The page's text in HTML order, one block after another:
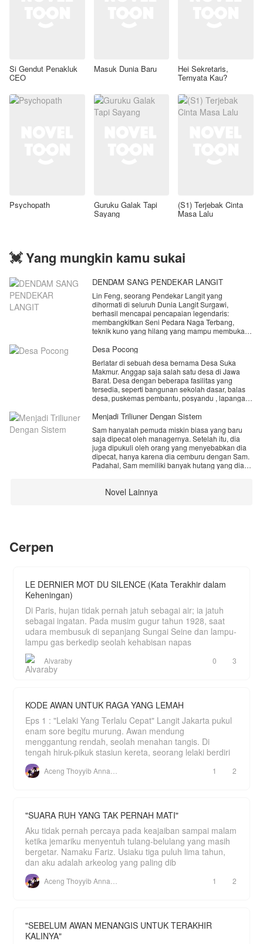
Si Gendut Penakluk
CEO
Masuk Dunia Baru Hei Sekretaris,
Ternyata Kau?
Psychopath Guruku Galak Tapi
Sayang
(S1) Terjebak Cinta
Masa Lalu
💓 Yang mungkin kamu sukai
DENDAM SANG PENDEKAR LANGIT
Lin Feng, seorang Pendekar Langit yang
dihormati di seluruh Dunia Langit Surgawi,
berhasil mencapai pencapaian legendaris:
membangkitkan Seni Pedara Naga Terbang,
teknik kuno yang hilang yang mampu membuka
menjadi bumerang. Kaisar Langit Xuan, penguasa
merancang konspirasi keji untuk mencuri
kekuatan Lin Feng—kekuatan yang hanya bisa
diambil dengan membunuh pemiliknya.
Dijebak, difitnah sebagai pengkhianat, dan disiksa
Lin Feng menyaksikan hidupnya hancur
berantakan. Bahkan Mei Ling, istri yang
dicintainya, dirampas dan dijadikan selir oleh
Pangeran Ke-7. Dalam detik-detik terakhir
sebelum ajal menjemput, hati Lin Feng dipenuhi
amarah dan penyesalan yang mendalam.
membalaskan semuanya!"
Namun, kematian bukanlah akhir baginya. Roda
Desa Pocong
Berlatar di sebuah desa bernama Desa Suka
Makmur. Anggap saja salah satu desa di Jawa
Barat. Desa dengan beberapa fasilitas yang
tersedia, seperti bangunan sekolah dasar, balas
desa, puskemas pembantu, posyandu , lapangan
tersebut menyimpan kisah misteri dan terkenal
dari nama desa itu. Terdapat pantangan untuk
tidak membuka pintu dan jendela di malam hari.
Lebih-lebih keluar di waktu malam , apapun
alasan nya. Jika melanggar maka siapapun akan
terkena musibah. Sebuah teror, celaka , jatuh sakit
seorang gadis pendatang baru yang tinggal di
Menjadi Triliuner Dengan Sistem
Sam hanyalah pemuda miskin biasa yang baru
saja dipecat oleh managernya. Setelah itu, dia
juga dipukuli oleh orang yang menyebabkan dia
dipecat, hanya karena dia cemburu dengan Sam.
Padahal, Sam memiliki banyak hutang yang dia
mendapatkan sebuah sistem yang aneh.
888 triliun bebas dia belanjakan, tapi tidak boleh
Novel Lainnya
Cerpen
LE DERNIER MOT DU SILENCE (Kata Terakhir dalam
Keheningan)
Di Paris, hujan tidak pernah jatuh sebagai air; ia jatuh
sebagai ingatan. Pada musim gugur tahun 1928, saat
udara membusuk di sepanjang Sungai Seine dan lampu-
lampu gas berkedip seolah kehabisan napas
Alvaraby 0 3
KODE AWAN UNTUK RAGA YANG LEMAH
Eps 1 : "Lelaki Yang Terlalu Cepat" Langit Jakarta pukul
enam sore begitu murung. Awan mendung
menggantung rendah, seolah menahan tangis. Di
tengah hiruk-pikuk stasiun kereta, seorang lelaki berdiri
1 2
"SUARA RUH YANG TAK PERNAH MATI"
Aku tidak pernah percaya pada keajaiban sampai malam
ketika jemariku menyentuh tulang-belulang yang masih
bergetar. Namaku Fariz. Usiaku tiga puluh lima tahun,
dan aku adalah arkeolog yang paling dib
1 2
"SEBELUM AWAN MENANGIS UNTUK TERAKHIR
KALINYA"